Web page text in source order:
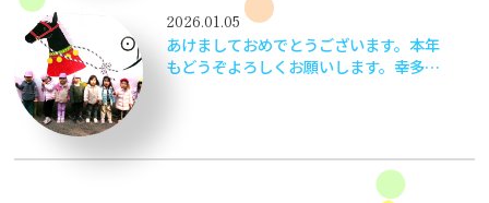
2026.01.05
あけましておめでとうございます。本年
もどうぞよろしくお願いします。幸多い